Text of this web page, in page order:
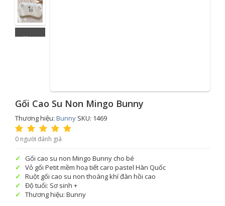
Xem
Gối Cao Su Non Mingo Bunny
Thương hiệu: Bunny SKU: 1469
0 người đánh giá
Gối cao su non Mingo Bunny cho bé
Vỏ gối Petit mềm hoạ tiết caro pastel Hàn Quốc
Ruột gối cao su non thoáng khí đàn hồi cao
Độ tuổi: Sơ sinh +
Thương hiệu: Bunny